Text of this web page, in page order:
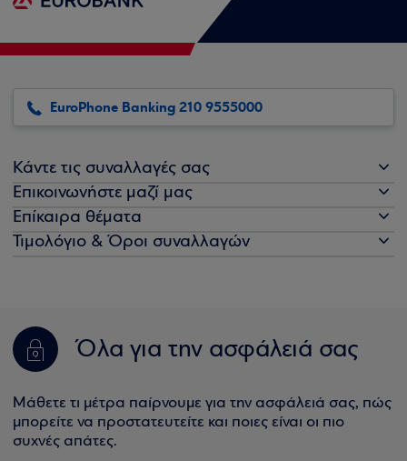
EuroPhone Banking 210 9555000
Κάντε τις συναλλαγές σας
Επικοινωνήστε μαζί μας
Επίκαιρα θέματα
Τιμολόγιο & Όροι συναλλαγών
Όλα για την ασφάλειά σας
Μάθετε τι μέτρα παίρνουμε για την ασφάλειά σας, πώς
μπορείτε να προστατευτείτε και ποιες είναι οι πιο
συχνές απάτες.